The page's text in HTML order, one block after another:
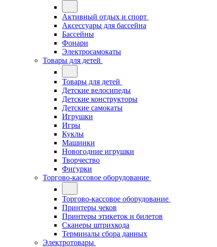
Активный отдых и спорт
Аксессуары для бассейна
Бассейны
Фонари
Электросамокаты
Товары для детей
Товары для детей
Детские велосипеды
Детские конструкторы
Детские самокаты
Игрушки
Игры
Куклы
Машинки
Новогодние игрушки
Творчество
Фигурки
Торгово-кассовое оборудование
Торгово-кассовое оборудование
Принтеры чеков
Принтеры этикеток и билетов
Сканеры штрихкода
Терминалы сбора данных
Электротовары